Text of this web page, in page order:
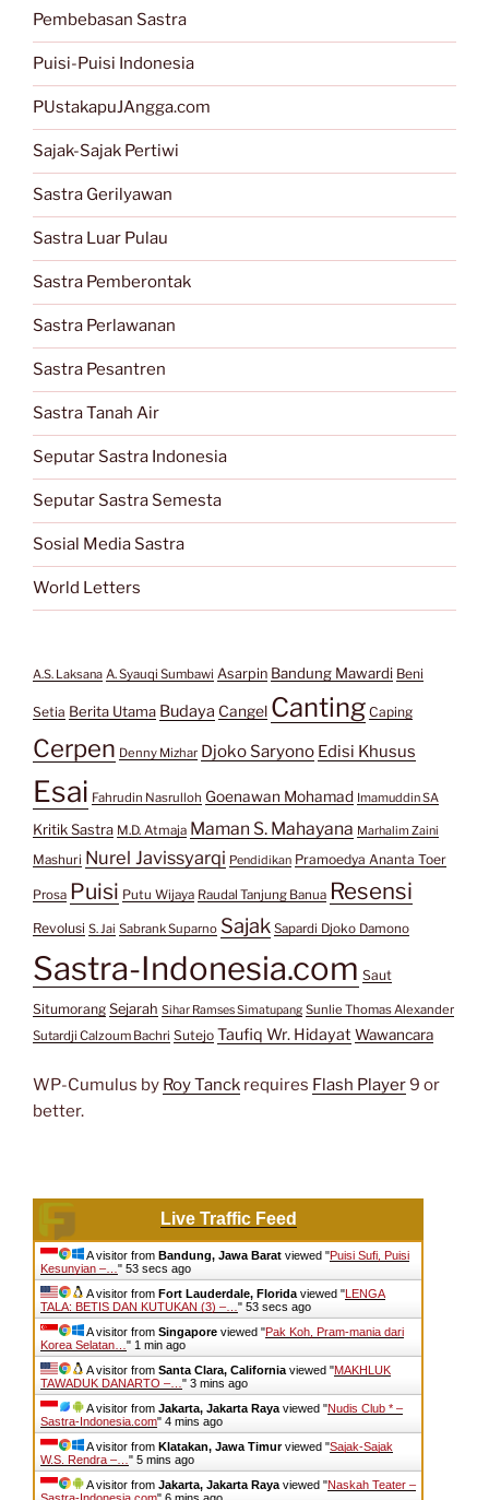
Pembebasan Sastra
Puisi-Puisi Indonesia
PUstakapuJAngga.com
Sajak-Sajak Pertiwi
Sastra Gerilyawan
Sastra Luar Pulau
Sastra Pemberontak
Sastra Perlawanan
Sastra Pesantren
Sastra Tanah Air
Seputar Sastra Indonesia
Seputar Sastra Semesta
Sosial Media Sastra
World Letters
A.S. Laksana A. Syauqi Sumbawi Asarpin Bandung Mawardi Beni
Setia Berita Utama Budaya Cangel Canting Caping
Cerpen Denny Mizhar Djoko Saryono Edisi Khusus
Esai Fahrudin Nasrulloh Goenawan Mohamad Imamuddin SA
Kritik Sastra M.D. Atmaja Maman S. Mahayana Marhalim Zaini
Mashuri Nurel Javissyarqi Pendidikan Pramoedya Ananta Toer
Prosa Puisi Putu Wijaya Raudal Tanjung Banua Resensi
Revolusi S. Jai Sabrank Suparno Sajak Sapardi Djoko Damono
Sastra-Indonesia.com Saut
Situmorang Sejarah Sihar Ramses Simatupang Sunlie Thomas Alexander
Sutardji Calzoum Bachri Sutejo Taufiq Wr. Hidayat Wawancara
WP-Cumulus by Roy Tanck requires Flash Player9 or
better.
Live Traffic Feed
A visitor from Bandung, Jawa Barat viewed "Puisi Sufi, Puisi
Kesunyian –… " 54 secs ago
A visitor from Fort Lauderdale, Florida viewed "LENGA
TALA: BETIS DAN KUTUKAN (3) –… " 54 secs ago
A visitor from Singapore viewed "Pak Koh, Pram-mania dari
Korea Selatan… " 1 min ago
A visitor from Santa Clara, California viewed "MAKHLUK
TAWADUK DANARTO –… " 3 mins ago
A visitor from Jakarta, Jakarta Raya viewed "Nudis Club * –
Sastra-Indonesia.com" 4 mins ago
A visitor from Klatakan, Jawa Timurviewed "Sajak-Sajak
W.S. Rendra –… " 5 mins ago
A visitor from Jakarta, Jakarta Raya viewed "Naskah Teater –